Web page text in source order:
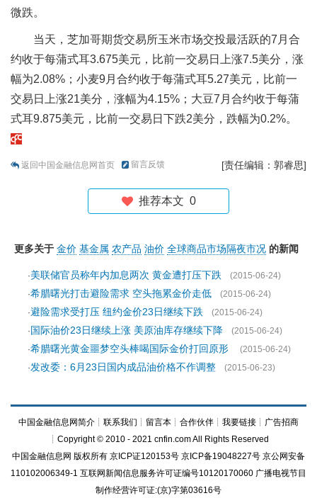
微跌。
当天，芝加哥期货交易所玉米市场交投最活跃的7月合
约收于每蒲式耳3.675美元，比前一交易日上涨7.5美分，涨
幅为2.08%；小麦9月合约收于每蒲式耳5.27美元，比前一
交易日上涨21美分，涨幅为4.15%；大豆7月合约收于每蒲
式耳9.875美元，比前一交易日下跌2美分，跌幅为0.2%。
返回中国金融信息网首页 留言反馈 [责任编辑：郭睿思]
推荐本文 0
更多关于 金价 基金属 农产品 油价 全球商品市场隔夜市况 的新闻
·美联储官员称年内加息两次 黄金遭打压下跌
(2015-06-24)
·希腊曙光打击避险需求 空头拖累金价走低
(2015-06-24)
·避险需求受打压 纽约金价23日继续下跌
(2015-06-24)
·国际油价23日继续上涨 美原油库存继续下降
(2015-06-24)
·希腊曙光黄金噩梦空头棒喝国际金价打回原形
(2015-06-24)
·发改委：6月23日国内成品油价格不作调整 (2015-06-23)
中国金融信息网简介 ┊ 联系我们 ┊ 留言本 ┊ 合作伙伴 ┊ 我要链接 ┊ 广告招商
┊Copyright © 2010 - 2021 cnfin.com All Rights Reserved
中国金融信息网 版权所有 京ICP证120153号 京ICP备19048227号 京公网安备
110102006349-1 互联网新闻信息服务许可证编号10120170060 广播电视节目
制作经营许可证:(京)字第03616号